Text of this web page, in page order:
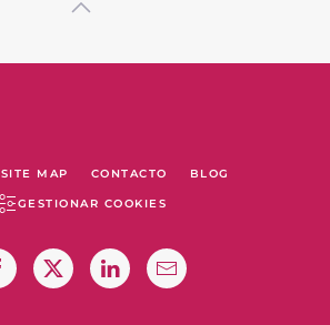
SITE MAP CONTACTO BLOG
GESTIONAR COOKIES